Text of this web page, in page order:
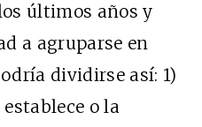
últimos años y
a agruparse en
dividirse así: 1)
o la